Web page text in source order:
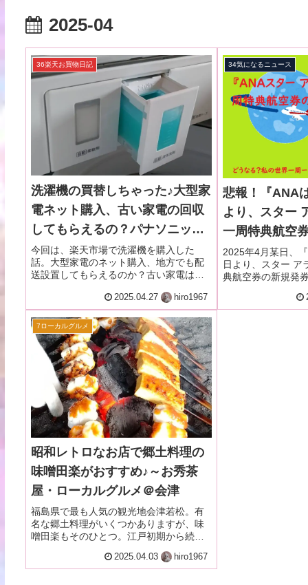
2025-04
36楽天お買物日記
洗濯機の買替しちゃった♪大型家
電ネット購入、古い家電の回収
してもらえるの？パナソニック
NA-FA10K3レビュー～楽天お買
物日記③
今回は、楽天市場で洗濯機を購入した
話。大型家電のネット購入、地方でも配
送設置してもらえるのか？古い家電は引
は？皆さんの参考になれば幸いです♪
2025.04.27 hiro1967
34気になるニュース
悲報！『ANA
より、スター
一周特典航空
了』のニュー
る！どうなる
2025年4月某日、
日より、スター ア
典航空券の新規発
7ローカルグルメ
昭和レトロなお店で郷土料理の
味噌田楽がおすすめ♪～お秀茶
屋・ローカルグルメ＠会津
福島県で最も人気の観光地会津若松。有
名な郷土料理がいくつかありますが、味
噌田楽もそのひとつ。江戸初期から続く
す。昭和レトロな店内はタイムスリップ
2025.04.03 hiro1967